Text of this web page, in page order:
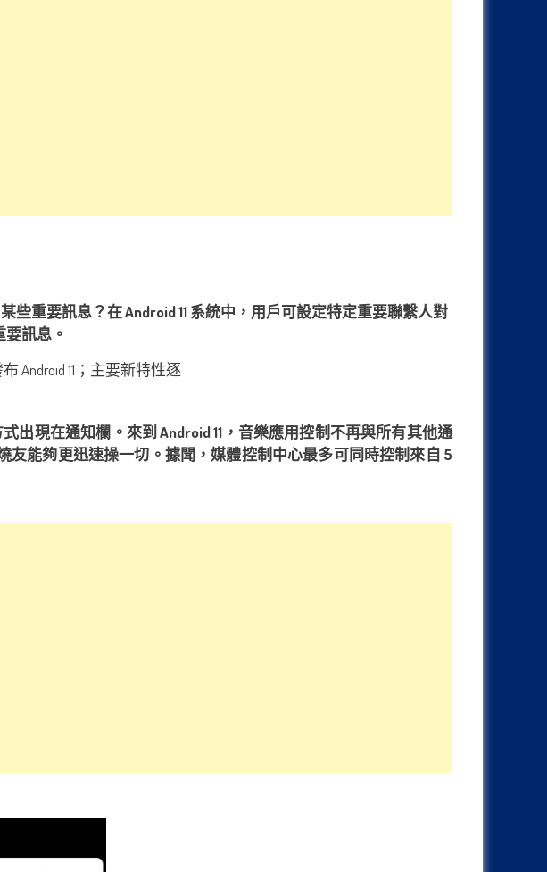
些重要訊息？在 Android 11 系統中，用戶可設定特定重要聯繫人對
訊息。
出現在通知欄。來到 Android 11，音樂應用控制不再與所有其他通
能夠更迅速操一切。據聞，媒體控制中心最多可同時控制來自 5